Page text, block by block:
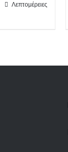
Λεπτομέρειες